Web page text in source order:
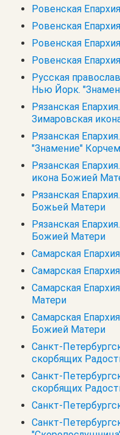
Ровенская
Ровенская
Ровенская
Ровенская
Русская
Нью Йорк.
Рязанская
Зимаровская
Рязанская
"Знамение"
Рязанская
икона Божией
Рязанская
Божьей Матери
Рязанская
Божией Матери
Самарская
Самарская
Самарская
Матери
Самарская
Божией Матери
Санкт-
скорбящих
Санкт-
скорбящих
Санкт-
Санкт-